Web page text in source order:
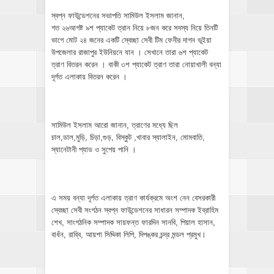
স্বপ্ন ফাউন্ডেশনের সভাপতি সামিউল ইসলাম জানান,
গত ২৬আগষ্ট ৯শ প্যাকেট ত্রান নিয়ে ৮জন করে সদস্য নিয়ে তিনটি
ভাগে মোট ২৪ জনের একটি স্বেচ্ছা সেবী টিম ফেনীর দাগন ভূইয়া
উপজেলার রাজাপুর ইউনিয়নে যান । সেখানে তারা ৬শ প্যাকেট
ত্রাণ বিতরন করেন । বাকী ৩শ প্যাকেট ত্রাণ তারা নোয়াখালী বন্যা
দূর্গত এলাকায় বিতরন করেন ।
সামিউল ইসলাম আরো জানান, ত্রাণের মধ্যে ছিল
চাল,ডাল,মুড়ি, চিড়া,গুড়, বিস্কুট ,খাবার স্যালাইন, মোমবাতি,
স্যানেটানী প্যাড ও সুপেয় পানি ।
এ সময় বন্যা দূর্গত এলাকায় ত্রাণ কার্যক্রমে অংশ নেন বেসরকারী
স্বেচ্ছা সেবী সংগঠন স্বপ্ন ফাউন্ডেশনের সাধারন সম্পাদক ইব্রাহিম
শেখ, সাংগঠনিক সম্পাদক সায়ফন্ত ফারদিন সানবি, পিয়াল হাসান,
বাধঁন, রাব্বি, আয়শা সিদ্দিকা লিপি, দিপঙ্কর চন্দ্র মন্ডল প্রমুখ।